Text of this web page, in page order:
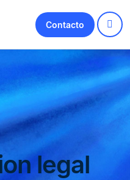
Contacto
legal